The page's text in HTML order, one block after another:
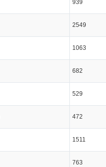
939
2549
1063
682
529
472
1511
763